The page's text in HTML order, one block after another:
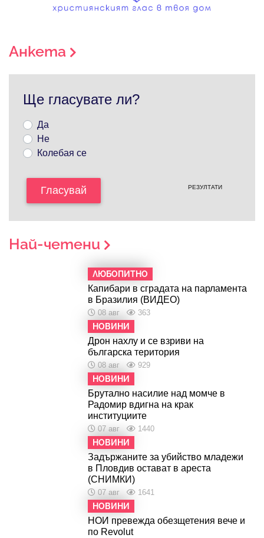
Анкета
Ще гласувате ли?
Да
Не
Колебая се
Гласувай РЕЗУЛТАТИ
Най-четени
ЛЮБОПИТНО
Капибари в сградата на парламента
в Бразилия (ВИДЕО)
08 авг 363
НОВИНИ
Дрон нахлу и се взриви на
българска територия
08 авг 929
НОВИНИ
Брутално насилие над момче в
Радомир вдигна на крак
институциите
07 авг 1440
НОВИНИ
Задържаните за убийство младежи
в Пловдив остават в ареста
(СНИМКИ)
07 авг 1641
НОВИНИ
НОИ превежда обезщетения вече и
по Revolut